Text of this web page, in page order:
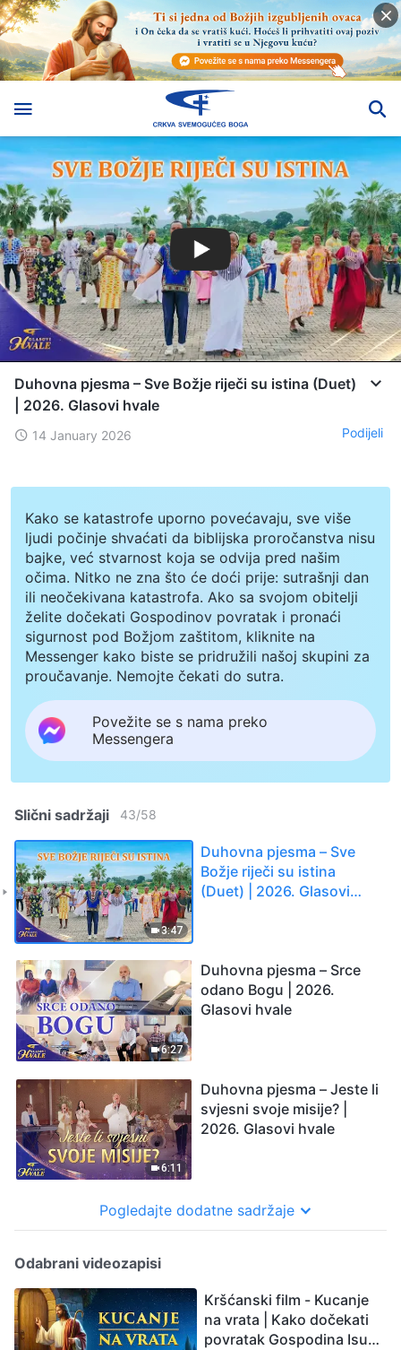
Duhovna pjesma – Sve Božje riječi su istina (Duet)
| 2026. Glasovi hvale
14 January 2026 Podijeli
Kako se katastrofe uporno povećavaju, sve više
ljudi počinje shvaćati da biblijska proročanstva nisu
bajke, već stvarnost koja se odvija pred našim
očima. Nitko ne zna što će doći prije: sutrašnji dan
ili neočekivana katastrofa. Ako sa svojom obitelji
želite dočekati Gospodinov povratak i pronaći
sigurnost pod Božjom zaštitom, kliknite na
Messenger kako biste se pridružili našoj skupini za
proučavanje. Nemojte čekati do sutra.
Povežite se s nama preko
Messengera
Slični sadržaji 43/58
3:47
Duhovna pjesma – Sve
Božje riječi su istina
(Duet) | 2026. Glasovi
6:27
Duhovna pjesma – Srce
odano Bogu | 2026.
Glasovi hvale
6:11
Duhovna pjesma – Jeste li
svjesni svoje misije? |
2026. Glasovi hvale
Pogledajte dodatne sadržaje
Odabrani videozapisi
Kršćanski film - Kucanje
na vrata | Kako dočekati
povratak Gospodina Isusa